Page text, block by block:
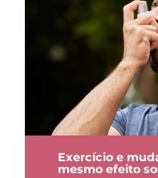
Exercício e
mesmo efeito